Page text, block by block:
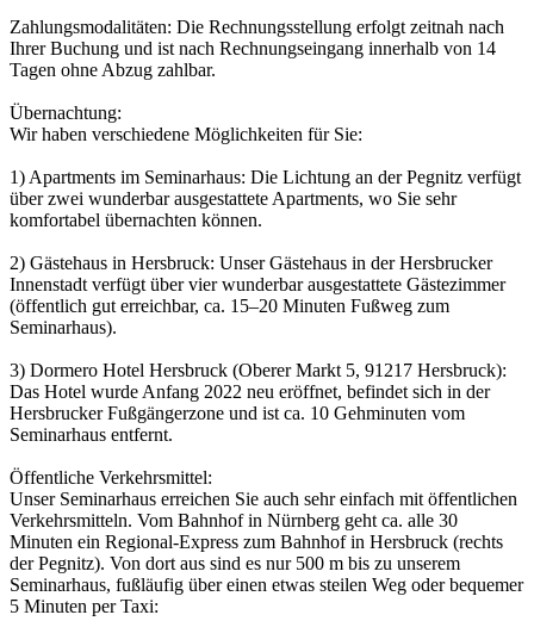
Zahlungsmodalitäten: Die Rechnungsstellung erfolgt zeitnah nach
Ihrer Buchung und ist nach Rechnungseingang innerhalb von 14
Tagen ohne Abzug zahlbar.
Übernachtung:
Wir haben verschiedene Möglichkeiten für Sie:
1) Apartments im Seminarhaus: Die Lichtung an der Pegnitz verfügt
über zwei wunderbar ausgestattete Apartments, wo Sie sehr
komfortabel übernachten können.
2) Gästehaus in Hersbruck: Unser Gästehaus in der Hersbrucker
Innenstadt verfügt über vier wunderbar ausgestattete Gästezimmer
(öffentlich gut erreichbar, ca. 15–20 Minuten Fußweg zum
Seminarhaus).
3) Dormero Hotel Hersbruck (Oberer Markt 5, 91217 Hersbruck):
Das Hotel wurde Anfang 2022 neu eröffnet, befindet sich in der
Hersbrucker Fußgängerzone und ist ca. 10 Gehminuten vom
Seminarhaus entfernt.
Öffentliche Verkehrsmittel:
Unser Seminarhaus erreichen Sie auch sehr einfach mit öffentlichen
Verkehrsmitteln. Vom Bahnhof in Nürnberg geht ca. alle 30
Minuten ein Regional-Express zum Bahnhof in Hersbruck (rechts
der Pegnitz). Von dort aus sind es nur 500 m bis zu unserem
Seminarhaus, fußläufig über einen etwas steilen Weg oder bequemer
5 Minuten per Taxi: